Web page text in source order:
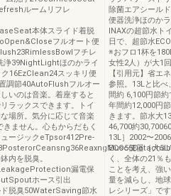
ルームリフレ
本体スライド着脱
フルオート便
フチレ
39NightLightほのかライ
16EzClean24スッキリ便
調節40AutoFlushフルオー
いのは音楽。着座すると
ラックスできます。トイ
場所。気分に応じて音楽
ません。心もからだもく
ージックeTpsor412Pre-
内を脱臭。
漏電保
ホース引出
脱臭50WaterSaving節水
除菌エアシール
便器洗浄ほのか
INAXの超節水ト
日で、超節水
※おフロ1杯を
女性2人）が大1
【引用元】省エ
参照。13Lと比べ
間約 6,100円節
年間約12,000円
きます。節水大
46,700約
13L］2002〜
ECO5便器［大
く、全体の21％
ことを考え、強
量を減らし、地
レシリーズ」で